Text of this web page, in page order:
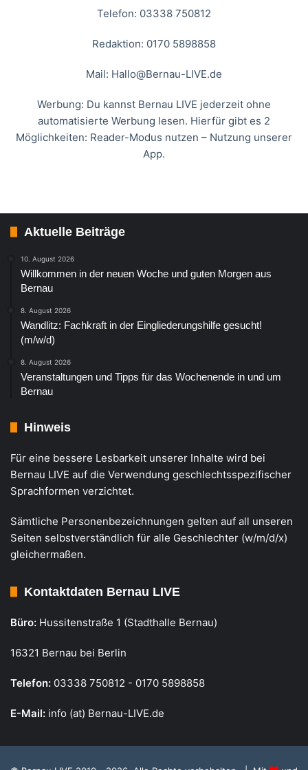
Telefon: 03338 750812
Redaktion: 0170 5898858
Mail: Hallo@Bernau-LIVE.de
Werbung: Du kannst Bernau LIVE jederzeit ohne
automatisierte Werbung lesen. Hierfür gibt es 2
Möglichkeiten: Reader-Modus nutzen – Nutzung unserer
App.
Aktuelle Beiträge
10. August 2026
Willkommen in der neuen Woche und guten Morgen aus
Bernau
8. August 2026
Wandlitz: Fachkraft in der Eingliederungshilfe gesucht!
(m/w/d)
8. August 2026
Veranstaltungen und Tipps für das Wochenende in und um
Bernau
Hinweis
Für eine bessere Lesbarkeit unserer Inhalte wird bei
Bernau LIVE auf die Verwendung geschlechtsspezifischer
Sprachformen verzichtet.
Sämtliche Personenbezeichnungen gelten auf all unseren
Seiten selbstverständlich für alle Geschlechter (w/m/d/x)
gleichermaßen.
Kontaktdaten Bernau LIVE
Büro: Hussitenstraße 1 (Stadthalle Bernau)
16321 Bernau bei Berlin
Telefon: 03338 750812 - 0170 5898858
E-Mail: info (at) Bernau-LIVE.de